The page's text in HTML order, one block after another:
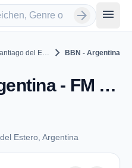
arrow_forward menu
Santiago del Estero chevron_right BBN - Argentina
BBN - Argentina - FM 90.9 - Santiago del Estero
Estero, Argentina